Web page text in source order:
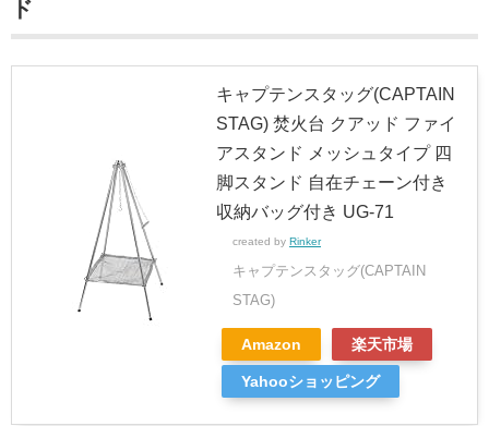
ド
キャプテンスタッグ(CAPTAIN
STAG) 焚火台 クアッド ファイ
アスタンド メッシュタイプ 四
脚スタンド 自在チェーン付き
収納バッグ付き UG-71
created by Rinker
キャプテンスタッグ(CAPTAIN
STAG)
Amazon 楽天市場
Yahooショッピング